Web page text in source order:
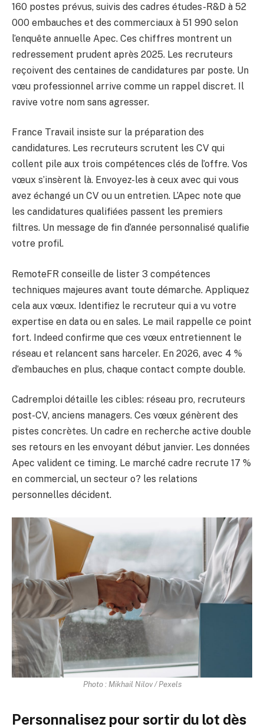
160 postes prévus, suivis des cadres études-R&D à 52
000 embauches et des commerciaux à 51 990 selon
l’enquête annuelle Apec. Ces chiffres montrent un
redressement prudent après 2025. Les recruteurs
reçoivent des centaines de candidatures par poste. Un
vœu professionnel arrive comme un rappel discret. Il
ravive votre nom sans agresser.
France Travail insiste sur la préparation des
candidatures. Les recruteurs scrutent les CV qui
collent pile aux trois compétences clés de l’offre. Vos
vœux s’insèrent là. Envoyez-les à ceux avec qui vous
avez échangé un CV ou un entretien. L’Apec note que
les candidatures qualifiées passent les premiers
filtres. Un message de fin d’année personnalisé qualifie
votre profil.
RemoteFR conseille de lister 3 compétences
techniques majeures avant toute démarche. Appliquez
cela aux vœux. Identifiez le recruteur qui a vu votre
expertise en data ou en sales. Le mail rappelle ce point
fort. Indeed confirme que ces vœux entretiennent le
réseau et relancent sans harceler. En 2026, avec 4 %
d’embauches en plus, chaque contact compte double.
Cadremploi détaille les cibles: réseau pro, recruteurs
post-CV, anciens managers. Ces vœux génèrent des
pistes concrètes. Un cadre en recherche active double
ses retours en les envoyant début janvier. Les données
Apec valident ce timing. Le marché cadre recrute 17 %
en commercial, un secteur o? les relations
personnelles décident.
Photo : Mikhail Nilov / Pexels
Personnalisez pour sortir du lot dès